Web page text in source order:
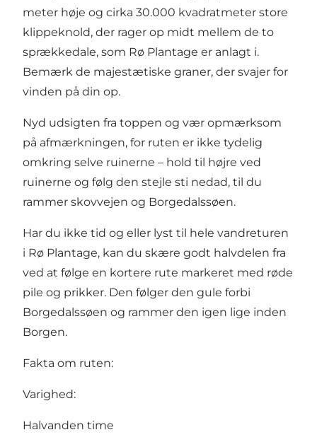
meter høje og cirka 30.000 kvadratmeter store
klippeknold, der rager op midt mellem de to
sprækkedale, som Rø Plantage er anlagt i.
Bemærk de majestætiske graner, der svajer for
vinden på din op.
Nyd udsigten fra toppen og vær opmærksom
på afmærkningen, for ruten er ikke tydelig
omkring selve ruinerne – hold til højre ved
ruinerne og følg den stejle sti nedad, til du
rammer skovvejen og Borgedalssøen.
Har du ikke tid og eller lyst til hele vandreturen
i Rø Plantage, kan du skære godt halvdelen fra
ved at følge en kortere rute markeret med røde
pile og prikker. Den følger den gule forbi
Borgedalssøen og rammer den igen lige inden
Borgen.
Fakta om ruten:
Varighed:
Halvanden time